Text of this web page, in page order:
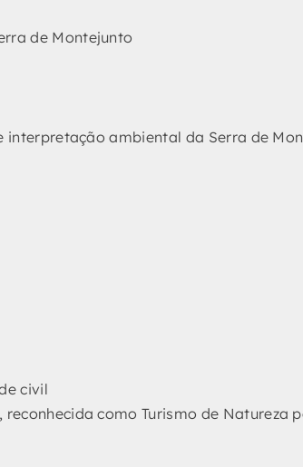
de Montejunto
ambiental da Serra de
civil
reconhecida como Turismo de Natureza